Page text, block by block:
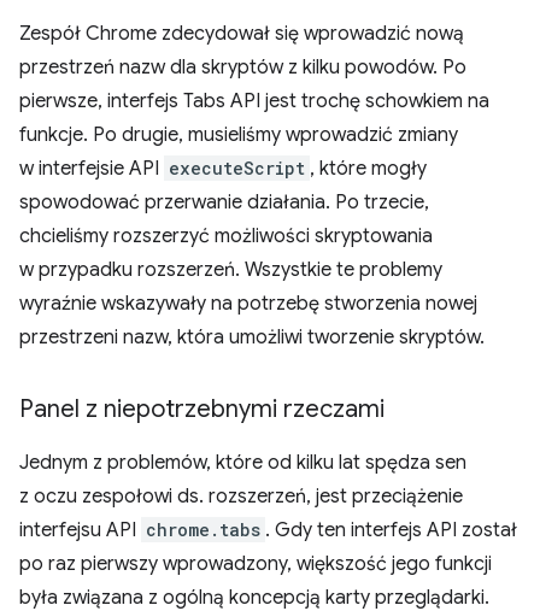
Zespół Chrome zdecydował się wprowadzić nową
przestrzeń nazw dla skryptów z kilku powodów. Po
pierwsze, interfejs Tabs API jest trochę schowkiem na
funkcje. Po drugie, musieliśmy wprowadzić zmiany
w interfejsie API executeScript , które mogły
spowodować przerwanie działania. Po trzecie,
chcieliśmy rozszerzyć możliwości skryptowania
w przypadku rozszerzeń. Wszystkie te problemy
wyraźnie wskazywały na potrzebę stworzenia nowej
przestrzeni nazw, która umożliwi tworzenie skryptów.
Panel z niepotrzebnymi rzeczami
Jednym z problemów, które od kilku lat spędza sen
z oczu zespołowi ds. rozszerzeń, jest przeciążenie
interfejsu API chrome.tabs . Gdy ten interfejs API został
po raz pierwszy wprowadzony, większość jego funkcji
była związana z ogólną koncepcją karty przeglądarki.